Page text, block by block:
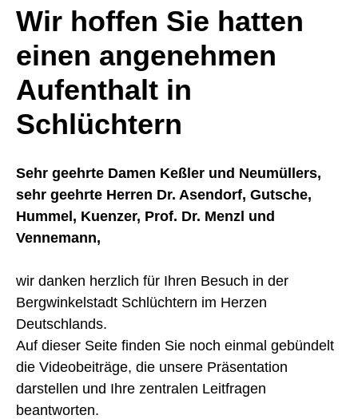
Wir hoffen Sie hatten
einen angenehmen
Aufenthalt in
Schlüchtern
Sehr geehrte Damen Keßler und Neumüllers,
sehr geehrte Herren Dr. Asendorf, Gutsche,
Hummel, Kuenzer, Prof. Dr. Menzl und
Vennemann,
wir danken herzlich für Ihren Besuch in der
Bergwinkelstadt Schlüchtern im Herzen
Deutschlands.
Auf dieser Seite finden Sie noch einmal gebündelt
die Videobeiträge, die unsere Präsentation
darstellen und Ihre zentralen Leitfragen
beantworten.